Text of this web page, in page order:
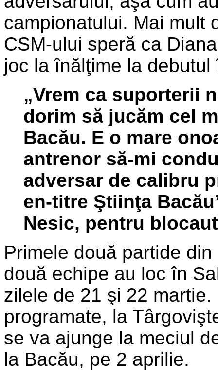
campionatului. Mai mult
CSM-ului speră ca
joc la înălţime la debutul
„Vrem ca suporterii
dorim să jucăm cel
Bacău. E o mare
antrenor să-mi
adversar de calibru
en-titre Ştiinţa
Nesic, pentru
Primele două partide
două echipe au loc în
zilele de 21 şi 22
programate, la
se va ajunge la meciul
la Bacău, pe 2 aprilie.